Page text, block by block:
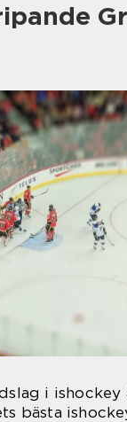
i ishockey
bästa